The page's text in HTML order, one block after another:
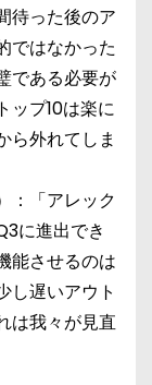
待った後のア
ではなかった
である必要が
ップ10は楽に
ら外れてしま
：「アレック
に進出でき
能させるのは
し遅いアウト
は我々が見直